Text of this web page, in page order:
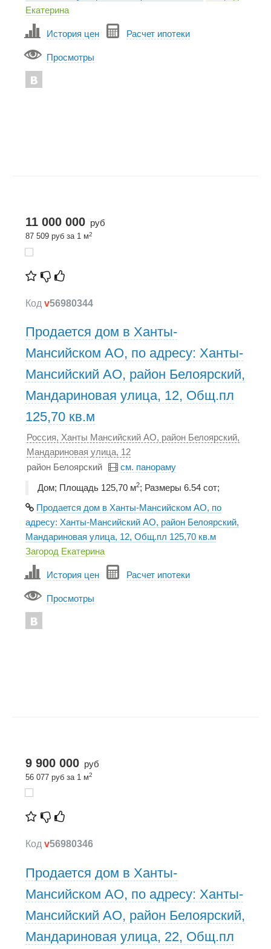
Екатерина
История цен Расчет ипотеки
Просмотры
11 000 000 руб
87 509 руб за 1 м2
Код v56980344
Продается дом в Ханты-
Мансийском АО, по адресу: Ханты-
Мансийский АО, район Белоярский,
Мандариновая улица, 12, Общ.пл
125,70 кв.м
Россия, Ханты Мансийский АО, район Белоярский,
Мандариновая улица, 12
район Белоярский
см. панораму
Дом; Площадь 125,70 м2; Размеры 6.54 сот;
Продается дом в Ханты-Мансийском АО, по
адресу: Ханты-Мансийский АО, район Белоярский,
Мандариновая улица, 12, Общ.пл 125,70 кв.м
Загород Екатерина
История цен Расчет ипотеки
Просмотры
9 900 000 руб
56 077 руб за 1 м2
Код v56980346
Продается дом в Ханты-
Мансийском АО, по адресу: Ханты-
Мансийский АО, район Белоярский,
Мандариновая улица, 22, Общ.пл